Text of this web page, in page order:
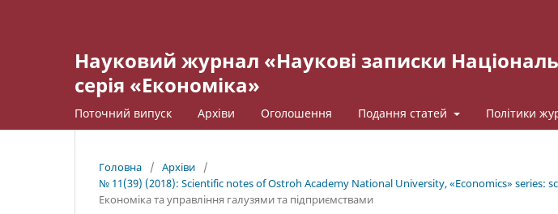
Науковий журнал «Наукові записки
серія «Економіка»
Поточний випуск Архіви Оголошення Подання статей Політики
Головна / Архіви
/
№ 11(39) (2018): Scientific notes of Ostroh Academy National University, «Economics» series:
Економіка та управління галузями та підприємствами